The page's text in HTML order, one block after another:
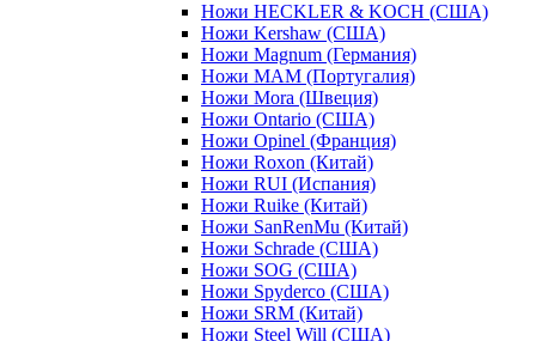
Ножи HECKLER & KOCH (США)
Ножи Kershaw (США)
Ножи Magnum (Германия)
Ножи MAM (Португалия)
Ножи Mora (Швеция)
Ножи Ontario (США)
Ножи Opinel (Франция)
Ножи Roxon (Китай)
Ножи RUI (Испания)
Ножи Ruike (Китай)
Ножи SanRenMu (Китай)
Ножи Schrade (США)
Ножи SOG (США)
Ножи Spyderco (США)
Ножи SRM (Китай)
Ножи Steel Will (США)